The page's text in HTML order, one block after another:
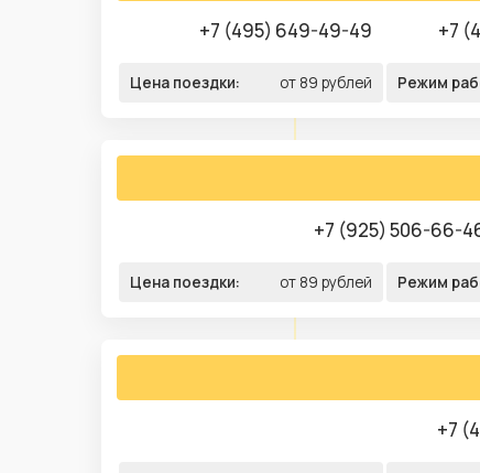
+7 (495) 649-49-49 +7
Цена поездки: от 89 рублей Режим
+7 (925) 506-66-
Цена поездки: от 89 рублей Режим
+7